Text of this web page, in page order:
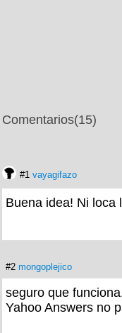
Comentarios(15)
#1 vayagifazo
Buena idea! Ni loca
#2 mongoplejico
seguro que
Yahoo Answers no